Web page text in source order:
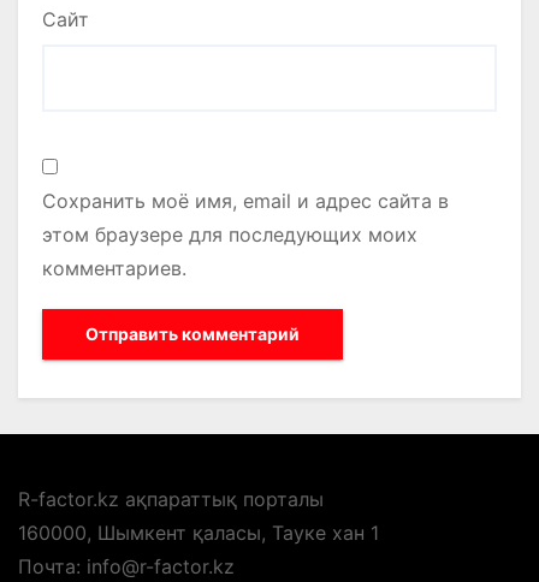
Сайт
Сохранить моё имя, email и адрес сайта в
этом браузере для последующих моих
комментариев.
R-factor.kz ақпараттық порталы
160000, Шымкент қаласы, Тауке хан 1
Почта: info@r-factor.kz